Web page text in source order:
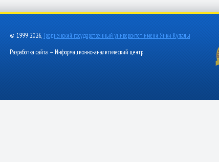
© 1999-2026, Гродненский государственный университет имени Янки Купалы
Разработка сайта — Информационно-аналитический центр